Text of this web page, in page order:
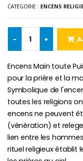
-10%
-25%
€78.00
Huile
CATEGORIE : ENCENS
- +
Encens Main toute
pour la prière et la
Symbolique de
toutes les religions
encens ne peuvent
(vénération) et
lien entre les
rituel religieux établit